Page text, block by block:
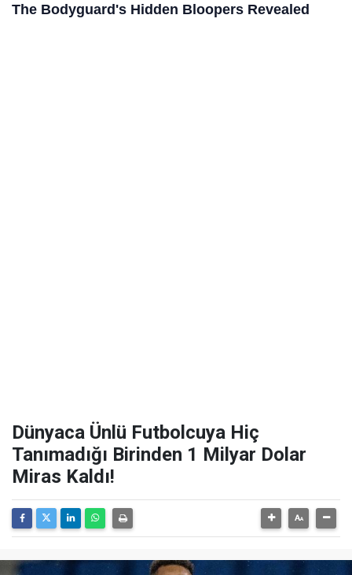
Dünyaca Ünlü Futbolcuya Hiç
Tanımadığı Birinden 1 Milyar Dolar
Miras Kaldı!